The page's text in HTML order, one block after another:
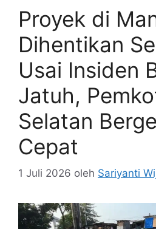
Proyek di
Dihentikan
Usai Insiden
Jatuh,
Selatan
Cepat
1 Juli 2026 oleh Sariyanti